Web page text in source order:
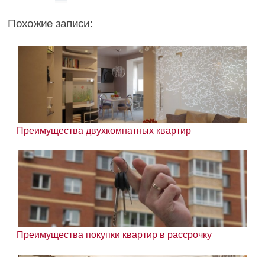
Похожие записи:
Преимущества двухкомнатных квартир
Преимущества покупки квартир в рассрочку